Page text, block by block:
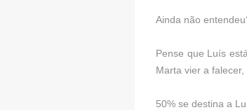
Ainda não
Pense que Luís
Marta vier a
50% se destina a